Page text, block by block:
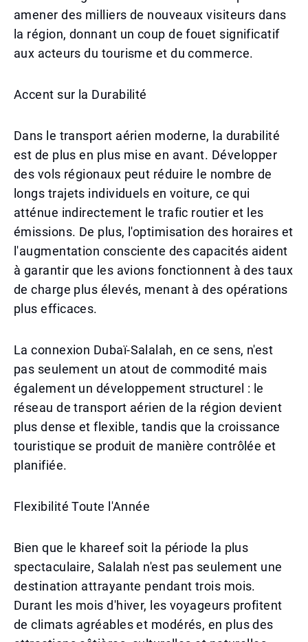
amener des milliers de nouveaux visiteurs dans
la région, donnant un coup de fouet significatif
aux acteurs du tourisme et du commerce.
Accent sur la Durabilité
Dans le transport aérien moderne, la durabilité
est de plus en plus mise en avant. Développer
des vols régionaux peut réduire le nombre de
longs trajets individuels en voiture, ce qui
atténue indirectement le trafic routier et les
émissions. De plus, l'optimisation des horaires et
l'augmentation consciente des capacités aident
à garantir que les avions fonctionnent à des taux
de charge plus élevés, menant à des opérations
plus efficaces.
La connexion Dubaï-Salalah, en ce sens, n'est
pas seulement un atout de commodité mais
également un développement structurel : le
réseau de transport aérien de la région devient
plus dense et flexible, tandis que la croissance
touristique se produit de manière contrôlée et
planifiée.
Flexibilité Toute l'Année
Bien que le khareef soit la période la plus
spectaculaire, Salalah n'est pas seulement une
destination attrayante pendant trois mois.
Durant les mois d'hiver, les voyageurs profitent
de climats agréables et modérés, en plus des